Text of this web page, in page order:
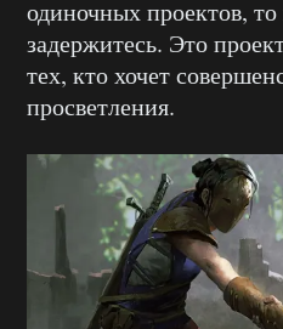
одиночных проектов,
задержитесь. Это
тех, кто хочет
просветления.